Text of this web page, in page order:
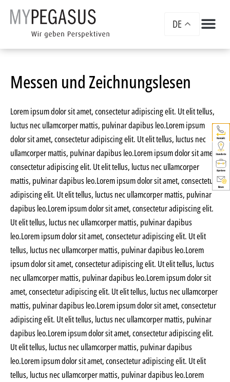
DE
Messen und Zeichnungslesen
Lorem ipsum dolor sit amet, consectetur adipiscing elit. Ut elit tellus,
luctus nec ullamcorper mattis, pulvinar dapibus leo.Lorem ipsum
dolor sit amet, consectetur adipiscing elit. Ut elit tellus, luctus nec
ullamcorper mattis, pulvinar dapibus leo.Lorem ipsum dolor sit amet,
consectetur adipiscing elit. Ut elit tellus, luctus nec ullamcorper
mattis, pulvinar dapibus leo.Lorem ipsum dolor sit amet, consectetur
adipiscing elit. Ut elit tellus, luctus nec ullamcorper mattis, pulvinar
dapibus leo.Lorem ipsum dolor sit amet, consectetur adipiscing elit.
Ut elit tellus, luctus nec ullamcorper mattis, pulvinar dapibus
leo.Lorem ipsum dolor sit amet, consectetur adipiscing elit. Ut elit
tellus, luctus nec ullamcorper mattis, pulvinar dapibus leo.Lorem
ipsum dolor sit amet, consectetur adipiscing elit. Ut elit tellus, luctus
nec ullamcorper mattis, pulvinar dapibus leo.Lorem ipsum dolor sit
amet, consectetur adipiscing elit. Ut elit tellus, luctus nec ullamcorper
mattis, pulvinar dapibus leo.Lorem ipsum dolor sit amet, consectetur
adipiscing elit. Ut elit tellus, luctus nec ullamcorper mattis, pulvinar
dapibus leo.Lorem ipsum dolor sit amet, consectetur adipiscing elit.
Ut elit tellus, luctus nec ullamcorper mattis, pulvinar dapibus
leo.Lorem ipsum dolor sit amet, consectetur adipiscing elit. Ut elit
tellus, luctus nec ullamcorper mattis, pulvinar dapibus leo.Lorem